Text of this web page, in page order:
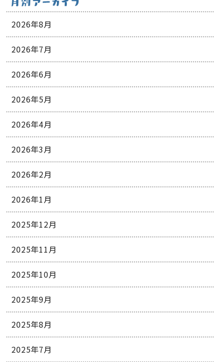
2026年8月
2026年7月
2026年6月
2026年5月
2026年4月
2026年3月
2026年2月
2026年1月
2025年12月
2025年11月
2025年10月
2025年9月
2025年8月
2025年7月